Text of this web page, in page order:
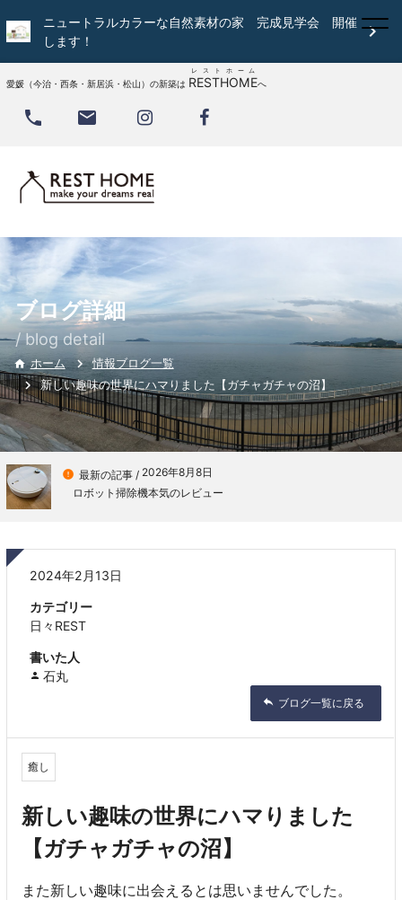
ニュートラルカラーな自然素材の家 完成見学会 開催
します！

愛媛（今治・西条・新居浜・松山）の新築は RESTHOME
レストホーム
へ
 
ブログ詳細
/ blog detail
 ホーム
情報ブログ一覧
新しい趣味の世界にハマりました【ガチャガチャの沼】
 最新の記事 / 2026年8月8日
ロボット掃除機本気のレビュー
2024年2月13日
カテゴリー
日々REST
書いた人
石丸
ブログ一覧に戻る
癒し
新しい趣味の世界にハマりました
【ガチャガチャの沼】
また新しい趣味に出会えるとは思いませんでした。